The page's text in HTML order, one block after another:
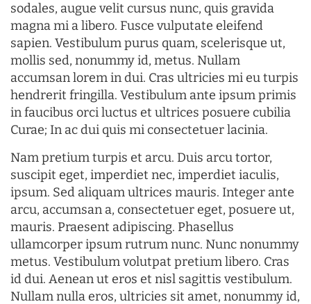
sodales, augue velit cursus nunc, quis gravida
magna mi a libero. Fusce vulputate eleifend
sapien. Vestibulum purus quam, scelerisque ut,
mollis sed, nonummy id, metus. Nullam
accumsan lorem in dui. Cras ultricies mi eu turpis
hendrerit fringilla. Vestibulum ante ipsum primis
in faucibus orci luctus et ultrices posuere cubilia
Curae; In ac dui quis mi consectetuer lacinia.
Nam pretium turpis et arcu. Duis arcu tortor,
suscipit eget, imperdiet nec, imperdiet iaculis,
ipsum. Sed aliquam ultrices mauris. Integer ante
arcu, accumsan a, consectetuer eget, posuere ut,
mauris. Praesent adipiscing. Phasellus
ullamcorper ipsum rutrum nunc. Nunc nonummy
metus. Vestibulum volutpat pretium libero. Cras
id dui. Aenean ut eros et nisl sagittis vestibulum.
Nullam nulla eros, ultricies sit amet, nonummy id,